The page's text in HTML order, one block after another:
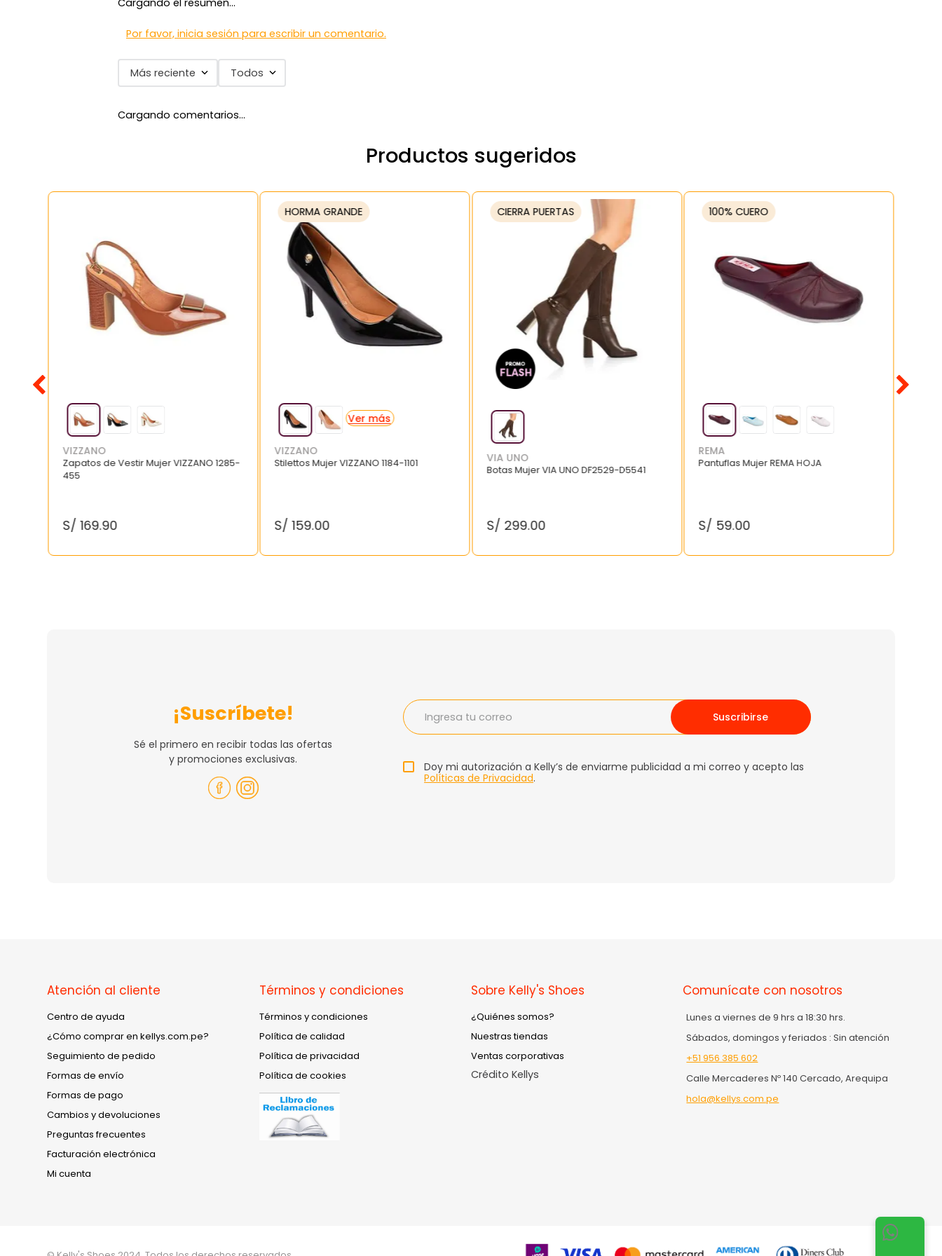
7.
blancos
8.
beige
10. zapatillas mujer
Por favor, inicia sesión para escribir un comentario.
Más reciente Todos
Cargando comentarios…
Productos sugeridos
VIZZANO
Zapatos de Vestir Mujer VIZZANO 1285-
455
S/ 169.90
HORMA GRANDE
VIZZANO
Stilettos Mujer VIZZANO 1184-1101
S/ 159.00
CIERRA PUERTAS
VIA UNO
Botas Mujer VIA UNO DF2529-D5541
S/ 299.00
100% CUERO
REMA
Pantuflas Mujer REMA HOJA
S/ 59.00
¡Suscríbete!
Sé el primero en recibir todas las ofertas
y promociones exclusivas.
Suscribirse
Doy mi autorización a Kelly’s de enviarme publicidad a mi correo y acepto las
Políticas de Privacidad.
Atención al cliente
Centro de ayuda
¿Cómo comprar en kellys.com.pe?
Seguimiento de pedido
Formas de envío
Formas de pago
Cambios y devoluciones
Preguntas frecuentes
Facturación electrónica
Mi cuenta
Términos y condiciones
Términos y condiciones
Política de calidad
Política de privacidad
Política de cookies
Sobre Kelly's Shoes
¿Quiénes somos?
Nuestras tiendas
Ventas corporativas
Crédito Kellys
Comunícate con nosotros
Lunes a viernes de 9 hrs a 18:30 hrs.
Sábados, domingos y feriados : Sin atención
+51 956 385 602
Calle Mercaderes Nº 140 Cercado, Arequipa
hola@kellys.com.pe